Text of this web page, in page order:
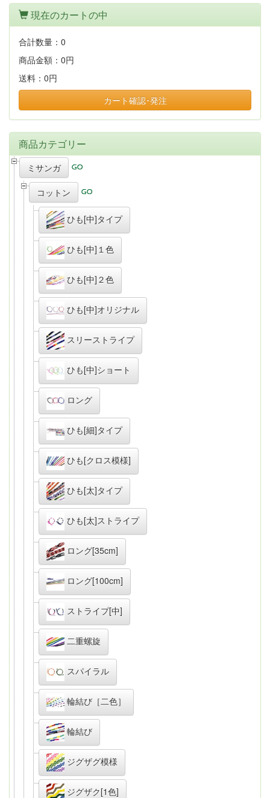
現在のカートの中
合計数量： 0
商品金額： 0円
送料： 0円
カート確認･発注
商品カテゴリー
ミサンガ
コットン
ひも[中]タイプ
ひも[中]１色
ひも[中]２色
ひも[中]オリジナル
スリーストライプ
ひも[中]ショート
ロング
ひも[細]タイプ
ひも[クロス模様]
ひも[太]タイプ
ひも[太]ストライプ
ロング[35cm]
ロング[100cm]
ストライプ[中]
二重螺旋
スパイラル
輪結び［二色］
輪結び
ジグザグ模様
ジグザク[1色]